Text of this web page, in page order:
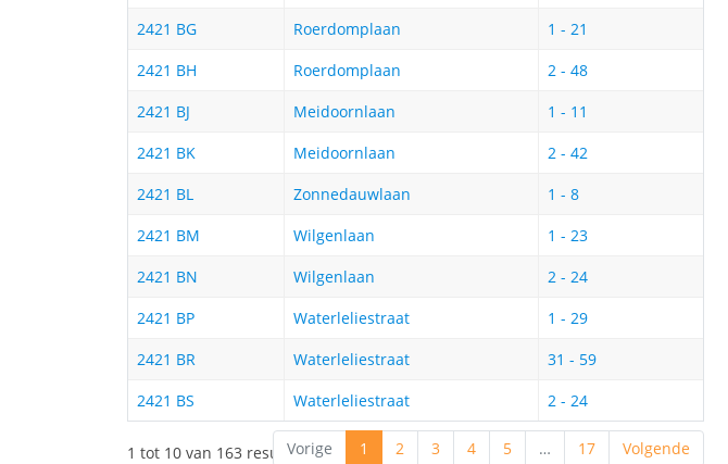
2421 BG
Roerdomplaan
1 - 21
2421 BH
Roerdomplaan
2 - 48
2421 BJ
Meidoornlaan
1 - 11
2421 BK
Meidoornlaan
2 - 42
2421 BL
Zonnedauwlaan
1 - 8
2421 BM
Wilgenlaan
1 - 23
2421 BN
Wilgenlaan
2 - 24
2421 BP
Waterleliestraat
1 - 29
2421 BR
Waterleliestraat
31 - 59
2421 BS
Waterleliestraat 2 - 24
1 tot 10 van 163 resultaten
Vorige 1 2 3 4 5 … 17 Volgende